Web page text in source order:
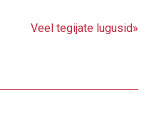
Veel tegijate lugusid»